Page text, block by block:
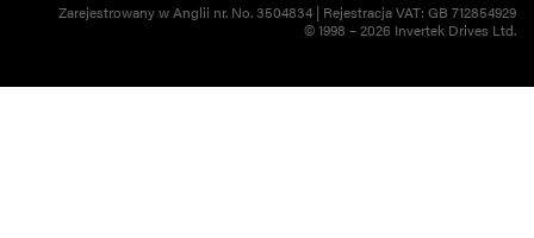
Zarejestrowany w Anglii nr. No. 3504834 | Rejestracja VAT: GB 712854929
© 1998 – 2026 Invertek Drives Ltd.